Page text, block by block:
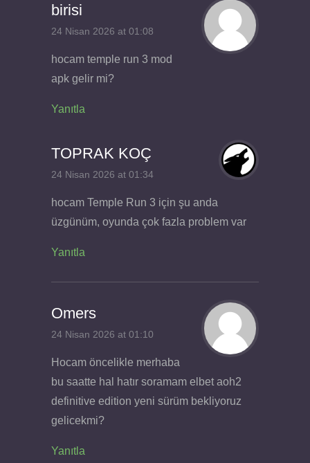
birisi
24 Nisan 2026 at 01:08
hocam temple run 3 mod
apk gelir mi?
Yanıtla
TOPRAK KOÇ
24 Nisan 2026 at 01:34
hocam Temple Run 3 için şu anda
üzgünüm, oyunda çok fazla problem var
Yanıtla
Omers
24 Nisan 2026 at 01:10
Hocam öncelikle merhaba
bu saatte hal hatır soramam elbet aoh2
definitive edition yeni sürüm bekliyoruz
gelicekmi?
Yanıtla